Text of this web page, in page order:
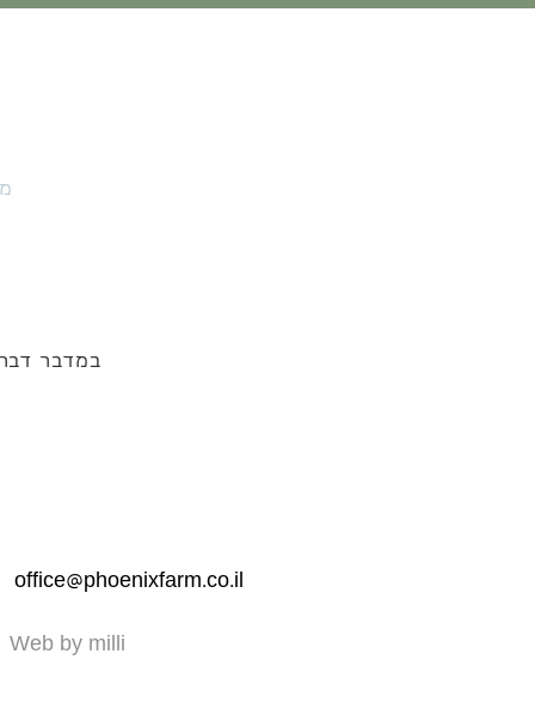
במדבר
office@phoenixfarm.co.il
Web by milli